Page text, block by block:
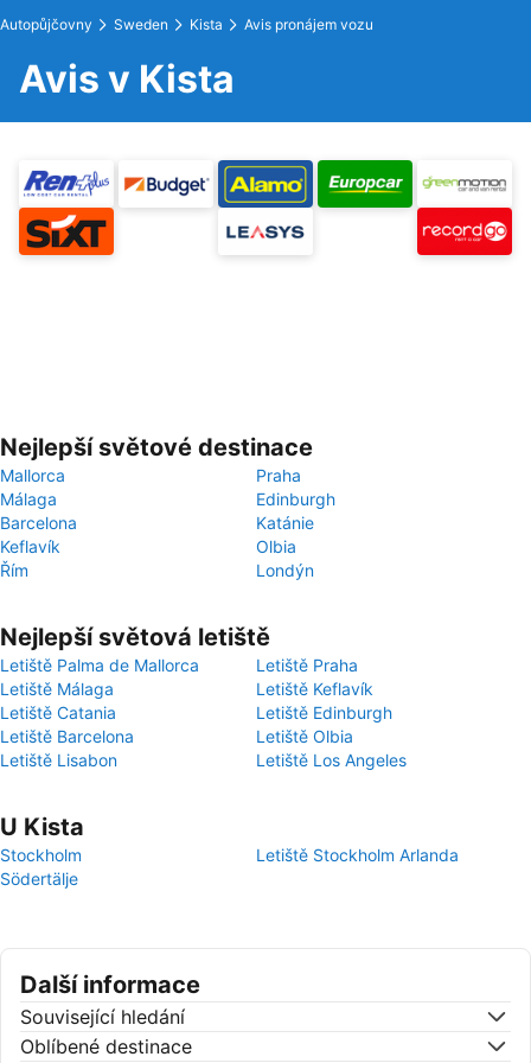
Autopůjčovny Sweden Kista Avis pronájem vozu
Avis v Kista
Nejlepší světové destinace
Mallorca
Praha
Málaga
Edinburgh
Barcelona
Katánie
Keflavík
Olbia
Řím
Londýn
Nejlepší světová letiště
Letiště Palma de Mallorca
Letiště Praha
Letiště Málaga
Letiště Keflavík
Letiště Catania
Letiště Edinburgh
Letiště Barcelona
Letiště Olbia
Letiště Lisabon
Letiště Los Angeles
U Kista
Stockholm
Letiště Stockholm Arlanda
Södertälje
Další informace
Související hledání
Oblíbené destinace